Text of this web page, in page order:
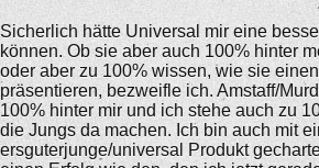
Sicherlich hätte Universal mir eine
können. Ob sie aber auch 100% hinter
oder aber zu 100% wissen, wie sie
präsentieren, bezweifle ich. Amstaff/
100% hinter mir und ich stehe auch zu
die Jungs da machen. Ich bin auch mit
ersguterjunge/universal Produkt